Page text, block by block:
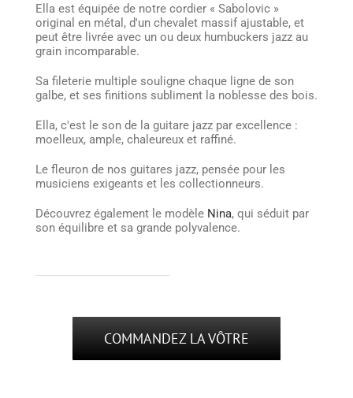
Ella est équipée de notre cordier « Sabolovic »
original en métal, d'un chevalet massif ajustable, et
peut être livrée avec un ou deux humbuckers jazz au
grain incomparable.
Sa fileterie multiple souligne chaque ligne de son
galbe, et ses finitions subliment la noblesse des bois.
Ella, c'est le son de la guitare jazz par excellence :
moelleux, ample, chaleureux et raffiné.
Le fleuron de nos guitares jazz, pensée pour les
musiciens exigeants et les collectionneurs.
Découvrez également le modèle Nina, qui séduit par
son équilibre et sa grande polyvalence.
COMMANDEZ LA VÔTRE